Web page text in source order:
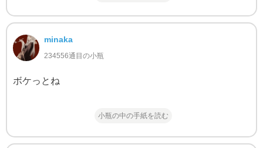
minaka
234556通目の小瓶
ボケっとね
小瓶の中の手紙を読む